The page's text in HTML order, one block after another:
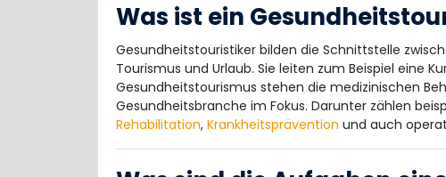
Was ist ein
Gesundheitstouristiker bilden die Schnittstelle
Tourismus und Urlaub. Sie leiten zum Beispiel eine
Gesundheitstourismus stehen die medizinischen
Gesundheitsbranche im Fokus. Darunter zählen
Rehabilitation, Krankheitsprävention und auch